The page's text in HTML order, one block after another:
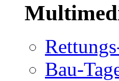
Bau-